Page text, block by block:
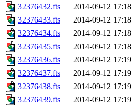
32376432.fts
2014-09-12 17:18
32376433.fts
2014-09-12 17:18
32376434.fts
2014-09-12 17:18
32376435.fts
2014-09-12 17:18
32376436.fts
2014-09-12 17:19
32376437.fts
2014-09-12 17:19
32376438.fts
2014-09-12 17:19
32376439.fts
2014-09-12 17:19